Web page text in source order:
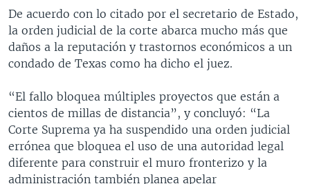
De acuerdo con lo citado por el secretario de Estado,
la orden judicial de la corte abarca mucho más que
daños a la reputación y trastornos económicos a un
condado de Texas como ha dicho el juez.
“El fallo bloquea múltiples proyectos que están a
cientos de millas de distancia”, y concluyó: “La
Corte Suprema ya ha suspendido una orden judicial
errónea que bloquea el uso de una autoridad legal
diferente para construir el muro fronterizo y la
administración también planea apelar